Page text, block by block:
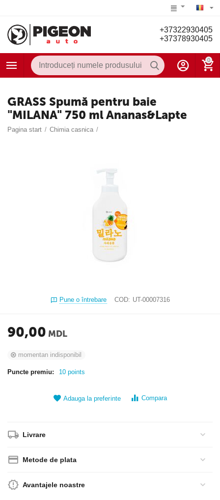
+37322930405
+37378930405
0
GRASS Spumă pentru baie
"MILANA" 750 ml Ananas&Lapte
Pagina start / Chimia casnica /
Pune o întrebare COD: UT-00007316
90,00 MDL
momentan indisponibil
Puncte premiu: 10 points
Adauga la preferinte Compara
Livrare
Metode de plata
Avantajele noastre